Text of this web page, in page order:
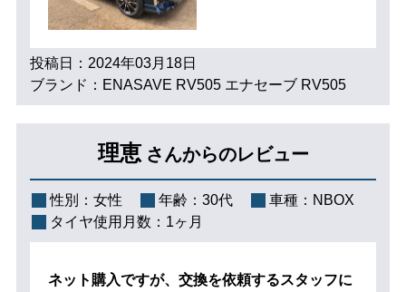
投稿日：2024年03月18日
ブランド：ENASAVE RV505 エナセーブ RV505
理恵 さんからのレビュー
性別： 女性 年齢： 30代 車種： NBOX
タイヤ使用月数： 1ヶ月
ネット購入ですが、交換を依頼するスタッフに